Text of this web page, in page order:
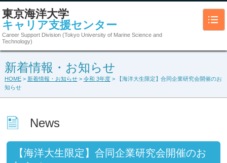
東京海洋大学
キャリア支援センター
Career Support Division (Tokyo University of Marine Science and
Technology)
新着情報・お知らせ
HOME> 新着情報・お知らせ> 令和 3年度> 【海洋大生限定】合同企業研究会開催のお
知らせ
News
【海洋大生限定】合同企業研究会開催のお